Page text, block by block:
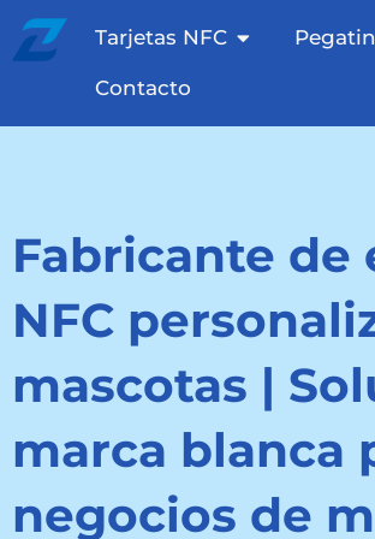
Saltar
contenido
Tarjetas NFC Otevřete
Contacto
Fabricante de
NFC
mascotas |
marca blanca
negocios de